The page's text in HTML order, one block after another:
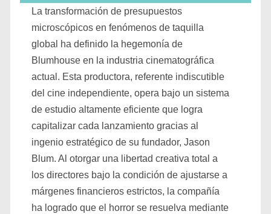
La transformación de presupuestos
microscópicos en fenómenos de taquilla
global ha definido la hegemonía de
Blumhouse en la industria cinematográfica
actual. Esta productora, referente indiscutible
del cine independiente, opera bajo un sistema
de estudio altamente eficiente que logra
capitalizar cada lanzamiento gracias al
ingenio estratégico de su fundador, Jason
Blum. Al otorgar una libertad creativa total a
los directores bajo la condición de ajustarse a
márgenes financieros estrictos, la compañía
ha logrado que el horror se resuelva mediante